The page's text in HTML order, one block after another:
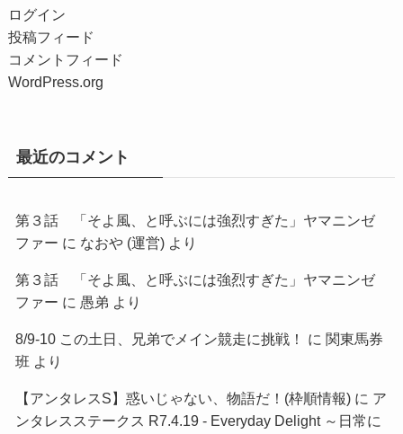
ログイン
投稿フィード
コメントフィード
WordPress.org
最近のコメント
第３話 「そよ風、と呼ぶには強烈すぎた」ヤマニンゼ
ファー に なおや (運営)より
第３話 「そよ風、と呼ぶには強烈すぎた」ヤマニンゼ
ファー に 愚弟 より
8/9-10 この土日、兄弟でメイン競走に挑戦！ に 関東馬券
班 より
【アンタレスS】惑いじゃない、物語だ！(枠順情報)に ア
ンタレスステークス R7.4.19 - Everyday Delight ～日常に